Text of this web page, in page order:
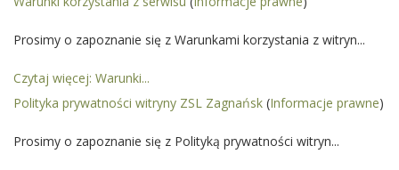
Prosimy o zapoznanie się z Warunkami korzystania z witryn...
Czytaj więcej: Warunki...
Polityka prywatności witryny ZSL Zagnańsk (Informacje prawne)
Prosimy o zapoznanie się z Polityką prywatności witryn...